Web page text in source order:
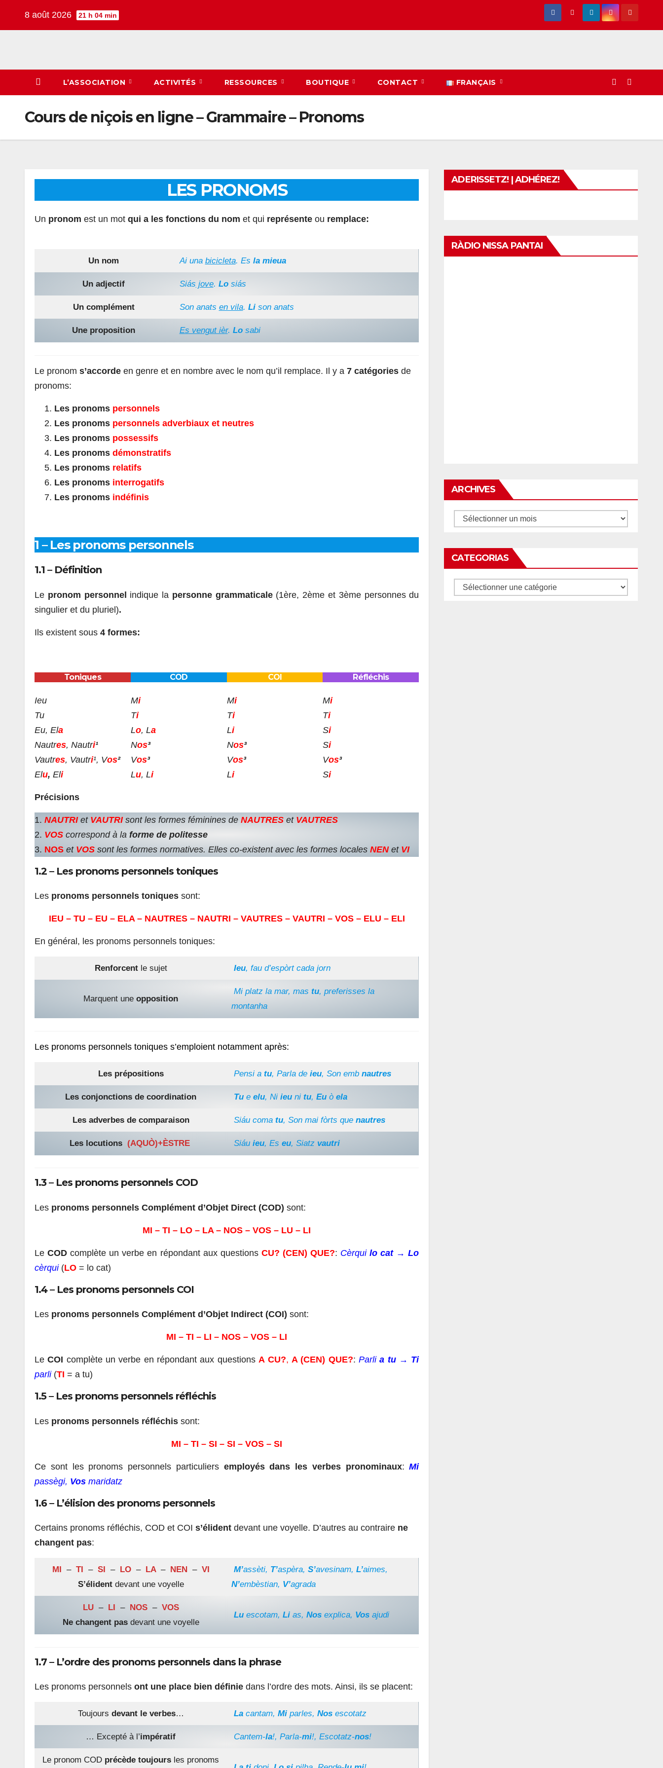
8 août 2026 21 h 04 min
L’ASSOCIATION ACTIVITÉS RESSOURCES BOUTIQUE CONTACT FRANÇAIS
Cours de niçois en ligne – Grammaire – Pronoms
LES PRONOMS
Un pronom est un mot qui a les fonctions du nom et qui représente ou remplace:
Un nom Ai una bicicleta. Es la mieua
Un adjectif Siás jove. Lo siás
Un complément Son anats en vila. Li son anats
Une proposition Es vengut ièr. Lo sabi
Le pronom s’accorde en genre et en nombre avec le nom qu’il remplace. Il y a 7 catégories de
pronoms:
Les pronoms personnels
Les pronoms personnels adverbiaux et neutres
Les pronoms possessifs
Les pronoms démonstratifs
Les pronoms relatifs
Les pronoms interrogatifs
Les pronoms indéfinis
1 – Les pronoms personnels
1.1 – Définition
Le pronom personnel indique la personne grammaticale(1ère, 2ème et 3ème personnes du
singulier et du pluriel).
Ils existent sous 4 formes:
Toniques
Ieu
Tu
Eu, Ela
Nautres, Nautri¹
Vautres, Vautri¹, Vos²
Elu, Eli
COD
Mi
Ti
Lo, La
Nos³
Vos³
Lu, Li
COI
Mi
Ti
Li
Nos³
Vos³
Li
Réfléchis
Mi
Ti
Si
Si
Vos³
Si
Précisions
1. NAUTRI et VAUTRI sont les formes féminines de NAUTRES et VAUTRES
2. VOS correspond à la forme de politesse
3. NOS et VOS sont les formes normatives. Elles co-existent avec les formes locales NEN et VI
1.2 – Les pronoms personnels toniques
Les pronoms personnels toniques sont:
IEU – TU – EU – ELA – NAUTRES – NAUTRI – VAUTRES – VAUTRI – VOS – ELU – ELI
En général, les pronoms personnels toniques:
Renforcentle sujet Ieu, fau d’espòrt cada jorn
Marquent une opposition
Mi platz la mar, mas tu, preferisses la
montanha
Les pronoms personnels toniques s’emploient notamment après:
Les prépositions Pensi atu, Parla deieu, Son emb nautres
Les conjonctions de coordination Tu eelu, Niieunitu, Eu òela
Les adverbes de comparaison Siáu comatu, Son mai fòrts quenautres
Les locutions (AQUÒ)+ÈSTRE Siáu ieu, Es eu, Siatz vautri
1.3 – Les pronoms personnels COD
Les pronoms personnels Complément d’Objet Direct (COD) sont:
MI – TI – LO – LA – NOS – VOS – LU – LI
LeCOD complète un verbe en répondant aux questions CU? (CEN) QUE?: Cèrquilo cat→Lo
cèrqui (LO = lo cat)
1.4 – Les pronoms personnels COI
Les pronoms personnels Complément d’Objet Indirect (COI) sont:
MI – TI – LI – NOS – VOS – LI
LeCOI complète un verbe en répondant aux questionsA CU?, A (CEN) QUE?: Parlia tu→ Ti
parli (TI = a tu)
1.5 – Les pronoms personnels réfléchis
Les pronoms personnels réfléchis sont:
MI – TI – SI – SI – VOS – SI
Ce sont les pronoms personnels particuliers employés dans les verbes pronominaux:Mi
passègi, Vos maridatz
1.6 – L’élision des pronoms personnels
Certains pronoms réfléchis, COD et COI s’élident devant une voyelle. D’autres au contraire ne
changent pas:
MI – TI – SI – LO – LA – NEN – VI
S’élidentdevant une voyelle
M’assèti, T’aspèra, S’avesinam, L’aimes,
N’embèstian, V’agrada
LU – LI – NOS – VOS
Ne changent pasdevant une voyelle
Lu escotam, Li as, Nos explica, Vos ajudi
1.7 – L’ordre des pronoms personnels dans la phrase
Les pronoms personnels ont une place bien définie dans l’ordre des mots. Ainsi, ils se placent:
Toujours devant le verbes… La cantam, Mi parles, Nos escotatz
… Excepté à l’impératif Cantem-la!, Parla-mi!, Escotatz-nos!
Le pronom COD précède toujours les pronoms
ADERISSETZ! | ADHÉREZ!
RÀDIO NISSA PANTAI
ARCHIVES
Archives
CATEGORIAS
Categorias